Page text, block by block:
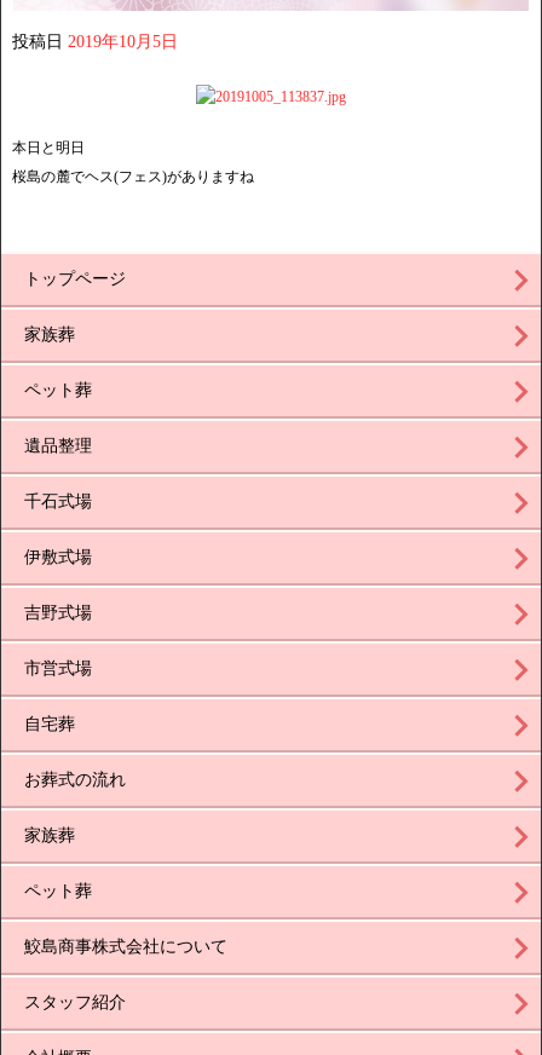
投稿日 2019年10月5日
本日と明日
桜島の麓でヘス(フェス)がありますね
トップページ
家族葬
ペット葬
遺品整理
千石式場
伊敷式場
吉野式場
市営式場
自宅葬
お葬式の流れ
家族葬
ペット葬
鮫島商事株式会社について
スタッフ紹介